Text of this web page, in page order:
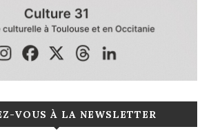
VOUS À LA NEWSLETTER